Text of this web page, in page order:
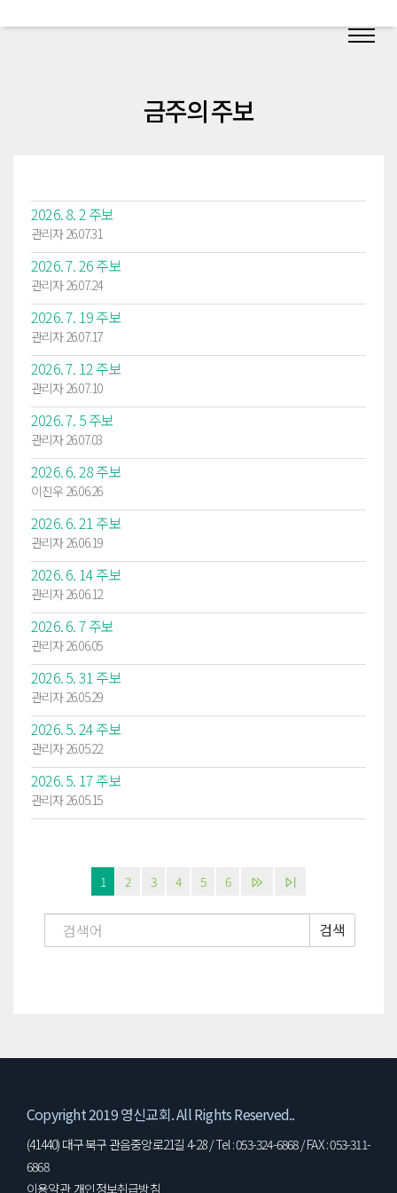
금주의 주보
2026. 8. 2 주보
관리자 26.07.31
2026. 7. 26 주보
관리자 26.07.24
2026. 7. 19 주보
관리자 26.07.17
2026. 7. 12 주보
관리자 26.07.10
2026. 7. 5 주보
관리자 26.07.03
2026. 6. 28 주보
이진우 26.06.26
2026. 6. 21 주보
관리자 26.06.19
2026. 6. 14 주보
관리자 26.06.12
2026. 6. 7 주보
관리자 26.06.05
2026. 5. 31 주보
관리자 26.05.29
2026. 5. 24 주보
관리자 26.05.22
2026. 5. 17 주보
관리자 26.05.15
1 2 3 4 5 6
검색
Copyright 2019 영신교회. All Rights Reserved..
(41440) 대구 북구 관음중앙로21길 4-28 / Tel : 053-324-6868 / FAX : 053-311-
6868
이용약관 개인정보취급방침